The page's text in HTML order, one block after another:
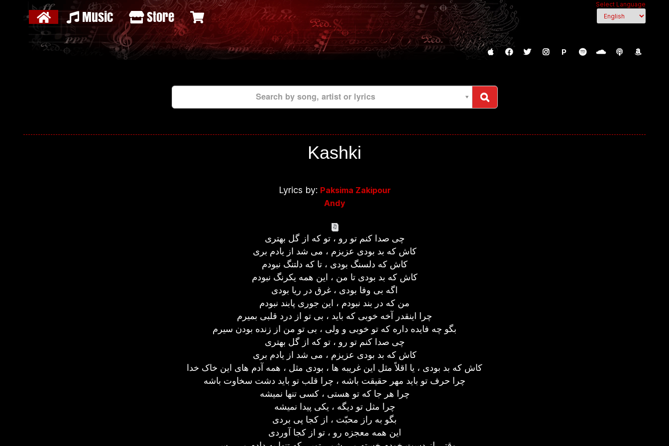
Select Language
Music Store
P
Search by song, artist or lyrics
Kashki
Lyrics by: Paksima Zakipour
Andy
چی صدا کنم تو رو ، تو که از گل بهتری
کاش که بد بودی عزیزم ، می شد از یادم بری
کاش که دلسنگ بودی ، تا که دلتنگ نبودم
کاش که بد بودی تا من ، این همه یکرنگ نبودم
اگه بی وفا بودی ، غرق در ریا بودی
من که در بند نبودم ، این جوری پابند نبودم
چرا اینقدر آخه خوبی که باید ، بی تو از درد قلبی بمیرم
بگو چه فایده داره که تو خوبی و ولی ، بی تو من از زنده بودن سیرم
چی صدا کنم تو رو ، تو که از گل بهتری
کاش که بد بودی عزیزم ، می شد از یادم بری
کاش که بد بودی ، یا اقلاً مثل این غریبه ها ، بودی مثل ، همه آدم های این خاک خدا
چرا حرف تو باید مهر حقیقت باشه ، چرا قلب تو باید دشت سخاوت باشه
چرا هر جا که تو هستی ، کسی تنها نمیشه
چرا مثل تو دیگه ، یکی پیدا نمیشه
بگو به راز محبّت ، از کجا پی بردی
این همه معجزه رو ، تو از کجا آوردی